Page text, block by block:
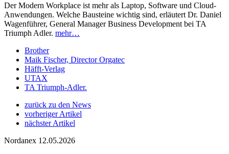
Der Modern Workplace ist mehr als Laptop, Software und Cloud-
Anwendungen. Welche Bausteine wichtig sind, erläutert Dr. Daniel
Wagenführer, General Manager Business Development bei TA
Triumph Adler. mehr…
Brother
Maik Fischer, Director Orgatec
Häfft-Verlag
UTAX
TA Triumph-Adler.
zurück zu den News
vorheriger Artikel
nächster Artikel
Nordanex 12.05.2026